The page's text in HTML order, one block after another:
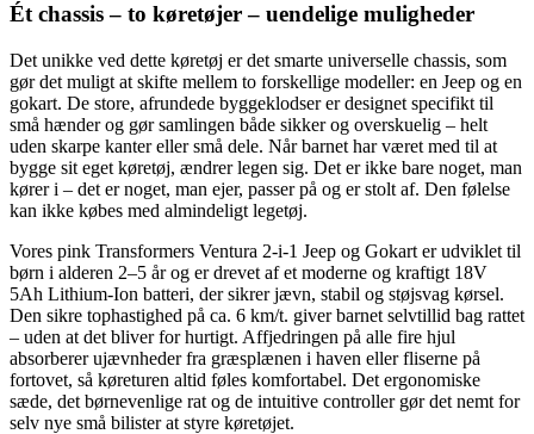
Ét chassis – to køretøjer – uendelige muligheder
Det unikke ved dette køretøj er det smarte universelle chassis, som
gør det muligt at skifte mellem to forskellige modeller: en Jeep og en
gokart. De store, afrundede byggeklodser er designet specifikt til
små hænder og gør samlingen både sikker og overskuelig – helt
uden skarpe kanter eller små dele. Når barnet har været med til at
bygge sit eget køretøj, ændrer legen sig. Det er ikke bare noget, man
kører i – det er noget, man ejer, passer på og er stolt af. Den følelse
kan ikke købes med almindeligt legetøj.
Vores pink Transformers Ventura 2-i-1 Jeep og Gokart er udviklet til
børn i alderen 2–5 år og er drevet af et moderne og kraftigt 18V
5Ah Lithium-Ion batteri, der sikrer jævn, stabil og støjsvag kørsel.
Den sikre tophastighed på ca. 6 km/t. giver barnet selvtillid bag rattet
– uden at det bliver for hurtigt. Affjedringen på alle fire hjul
absorberer ujævnheder fra græsplænen i haven eller fliserne på
fortovet, så køreturen altid føles komfortabel. Det ergonomiske
sæde, det børnevenlige rat og de intuitive controller gør det nemt for
selv nye små bilister at styre køretøjet.